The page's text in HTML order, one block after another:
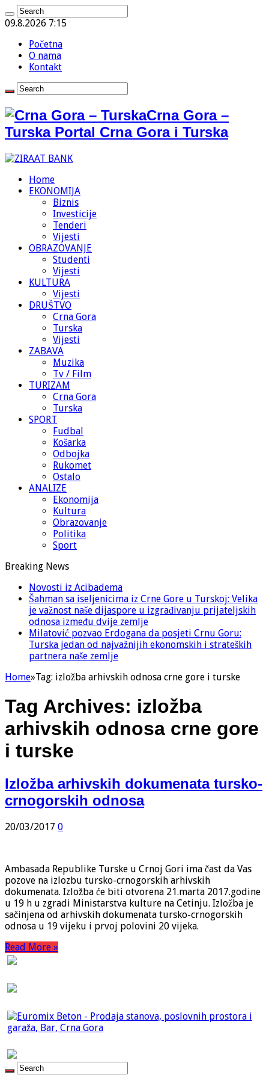
09.8.2026 7:15
Početna
O nama
Kontakt
Crna Gora –
Turska Portal Crna Gora i Turska
Home
EKONOMIJA
Biznis
Investicije
Tenderi
Vijesti
OBRAZOVANJE
Studenti
Vijesti
KULTURA
Vijesti
DRUŠTVO
Crna Gora
Turska
Vijesti
ZABAVA
Muzika
Tv / Film
TURIZAM
Crna Gora
Turska
SPORT
Fudbal
Košarka
Odbojka
Rukomet
Ostalo
ANALIZE
Ekonomija
Kultura
Obrazovanje
Politika
Sport
Breaking News
Novosti iz Acibadema
Šahman sa iseljenicima iz Crne Gore u Turskoj: Velika
je važnost naše dijaspore u izgrađivanju prijateljskih
odnosa između dvije zemlje
Milatović pozvao Erdogana da posjeti Crnu Goru:
Turska jedan od najvažnijih ekonomskih i strateških
partnera naše zemlje
Home»Tag: izložba arhivskih odnosa crne gore i turske
Tag Archives: izložba
arhivskih odnosa crne gore
i turske
Izložba arhivskih dokumenata tursko-
crnogorskih odnosa
20/03/2017 0
Ambasada Republike Turske u Crnoj Gori ima čast da Vas
pozove na izlozbu tursko-crnogorskih arhivskih
dokumenata. Izložba će biti otvorena 21.marta 2017.godine
u 19 h u zgradi Ministarstva kulture na Cetinju. Izložba je
sačinjena od arhivskih dokumenata tursko-crnogorskih
odnosa u 19 vijeku i prvoj polovini 20 vijeka.
Read More »